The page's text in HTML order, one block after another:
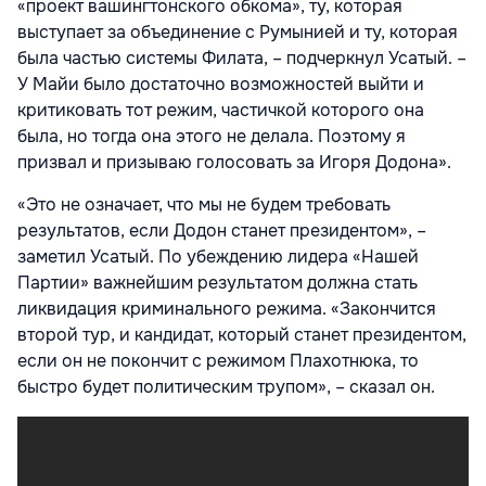
«проект вашингтонского обкома», ту, которая
выступает за объединение с Румынией и ту, которая
была частью системы Филата, – подчеркнул Усатый. –
У Майи было достаточно возможностей выйти и
критиковать тот режим, частичкой которого она
была, но тогда она этого не делала. Поэтому я
призвал и призываю голосовать за Игоря Додона».
«Это не означает, что мы не будем требовать
результатов, если Додон станет президентом», –
заметил Усатый. По убеждению лидера «Нашей
Партии» важнейшим результатом должна стать
ликвидация криминального режима. «Закончится
второй тур, и кандидат, который станет президентом,
если он не покончит с режимом Плахотнюка, то
быстро будет политическим трупом», – сказал он.